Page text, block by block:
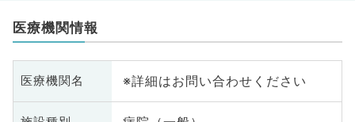
医療機関情報
医療機関名 ※詳細はお問い合わせください